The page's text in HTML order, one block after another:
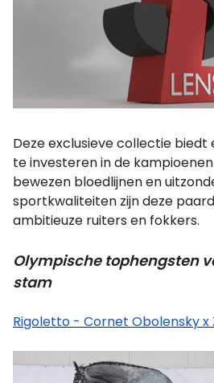
Deze exclusieve collectie biedt
te investeren in de
bewezen bloedlijnen en
sportkwaliteiten zijn deze
ambitieuze ruiters en fokkers.
Olympische tophengsten
stam
Rigoletto - Cornet Obolensky x